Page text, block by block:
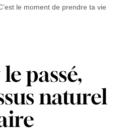
le moment de prendre ta vie
passé,
naturel